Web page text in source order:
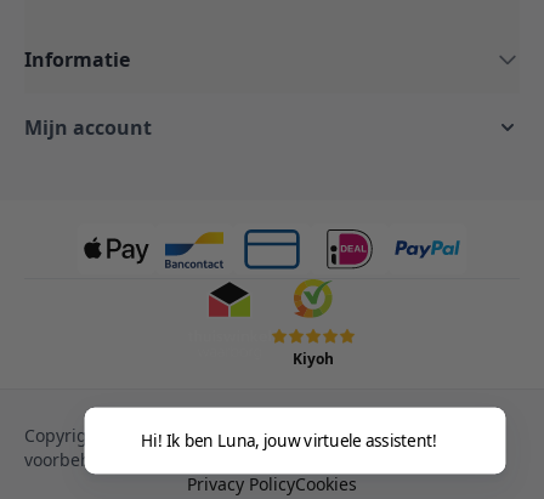
Informatie
Mijn account
Kiyoh
Copyright © 2013-heden Magento. Alle rechten
voorbehouden.
Privacy PolicyCookies
Hi! Ik ben Luna, jouw virtuele assistent!